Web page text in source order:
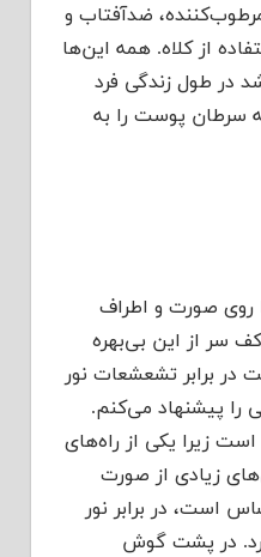
ضدآفتاب و
از کلاه. همه این‌ها
در طول زندگی فرد
سرطان پوست را به
روی صورت و اطراف
سر از این بی‌بهره
در برابر تشعشعات نور
را پیشنهاد می‌کنم.
زیرا یکی از راه‌های
زیادی از صورت
است، در برابر نور
در پشت گوش